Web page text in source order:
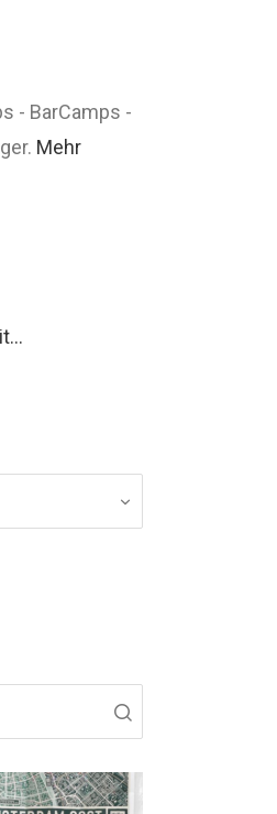
- BarCamps -
Mehr